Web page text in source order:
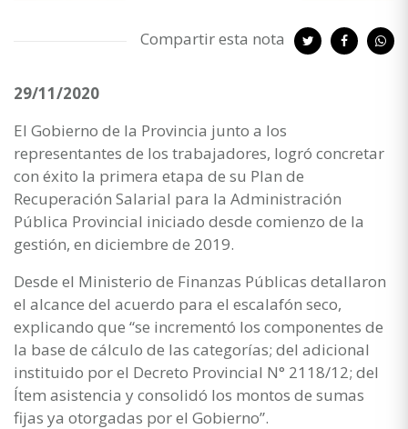
Compartir esta nota
29/11/2020
El Gobierno de la Provincia junto a los
representantes de los trabajadores, logró concretar
con éxito la primera etapa de su Plan de
Recuperación Salarial para la Administración
Pública Provincial iniciado desde comienzo de la
gestión, en diciembre de 2019.
Desde el Ministerio de Finanzas Públicas detallaron
el alcance del acuerdo para el escalafón seco,
explicando que “se incrementó los componentes de
la base de cálculo de las categorías; del adicional
instituido por el Decreto Provincial N° 2118/12; del
Ítem asistencia y consolidó los montos de sumas
fijas ya otorgadas por el Gobierno”.